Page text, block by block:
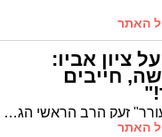
ציון אביו:
חייבים
"חייבים להתעורר" זעק הרב הראשי הגה"צ רבי חיים שמעון פינטו שליט"א בתפילה בחצות הלילה באוהל ציונו של הרה"צ רבי משה אהרון פינטו זצ"ל